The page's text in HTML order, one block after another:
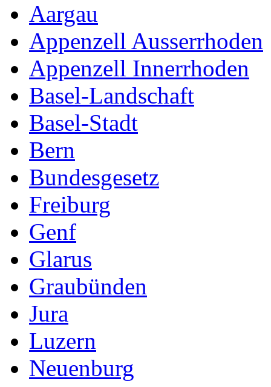
Aargau
Appenzell Ausserrhoden
Appenzell Innerrhoden
Basel-Landschaft
Basel-Stadt
Bern
Bundesgesetz
Freiburg
Genf
Glarus
Graubünden
Jura
Luzern
Neuenburg